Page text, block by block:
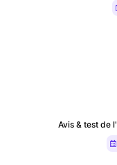
Avis & test de